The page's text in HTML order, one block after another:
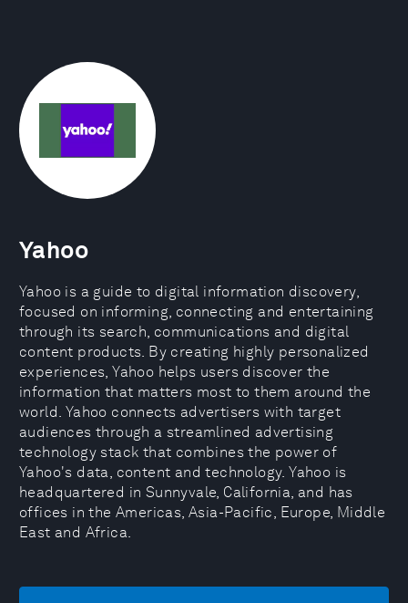
Yahoo
Yahoo is a guide to digital information discovery,
focused on informing, connecting and entertaining
through its search, communications and digital
content products. By creating highly personalized
experiences, Yahoo helps users discover the
information that matters most to them around the
world. Yahoo connects advertisers with target
audiences through a streamlined advertising
technology stack that combines the power of
Yahoo's data, content and technology. Yahoo is
headquartered in Sunnyvale, California, and has
offices in the Americas, Asia-Pacific, Europe, Middle
East and Africa.